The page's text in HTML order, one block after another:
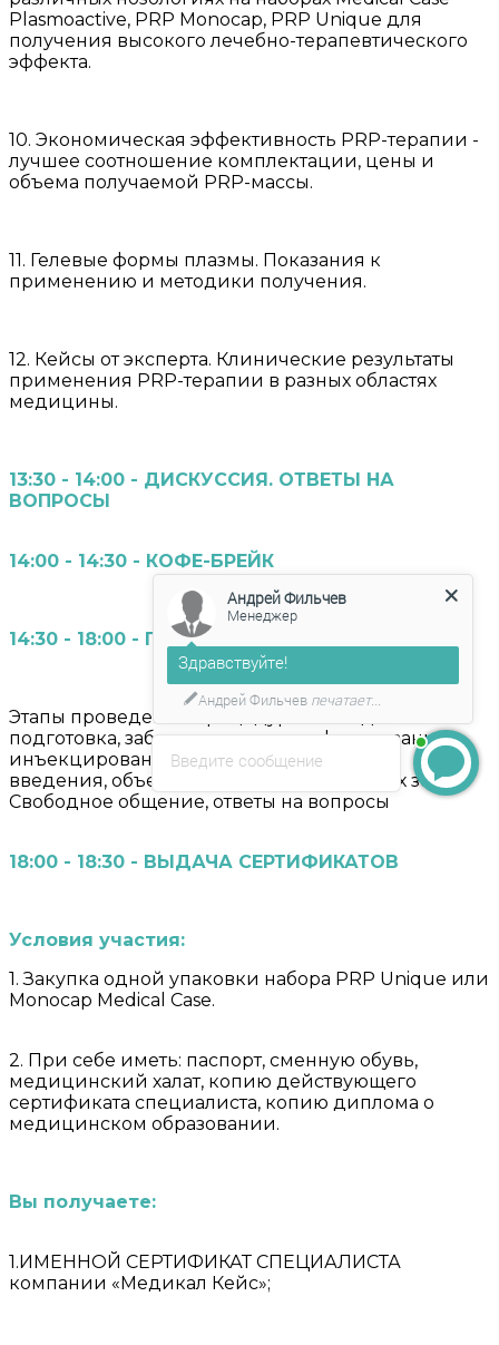
Plasmoactive, PRP Monocap, PRP Unique для
получения высокого лечебно-терапевтического
эффекта.
10. Экономическая эффективность PRP-терапии -
лучшее соотношение комплектации, цены и
объема получаемой PRP-массы.
11. Гелевые формы плазмы. Показания к
применению и методики получения.
12. Кейсы от эксперта. Клинические результаты
применения PRP-терапии в разных областях
медицины.
13:30 - 14:00 - ДИСКУССИЯ. ОТВЕТЫ НА
ВОПРОСЫ
14:00 - 14:30 - КОФЕ-БРЕЙК
14:30 - 18:00 - ПРАКТИЧЕСКАЯ ЧАСТЬ
Этапы проведения процедуры на моделях:
подготовка, забор крови, центрифугирование,
инъекцирование Демонстрация техник
введения, объема и глубины в различных зонах
Свободное общение, ответы на вопросы
18:00 - 18:30 - ВЫДАЧА СЕРТИФИКАТОВ
Условия участия:
1. Закупка одной упаковки набора PRP Unique или
Monocap Medical Case.
2. При себе иметь: паспорт, сменную обувь,
медицинский халат, копию действующего
сертификата специалиста, копию диплома о
медицинском образовании.
Вы получаете:
1.ИМЕННОЙ СЕРТИФИКАТ СПЕЦИАЛИСТА
компании «Медикал Кейс»;
Введите сообщение
Андрей Фильчев
Менеджер
Здравствуйте!
Андрей Фильчев печатает...